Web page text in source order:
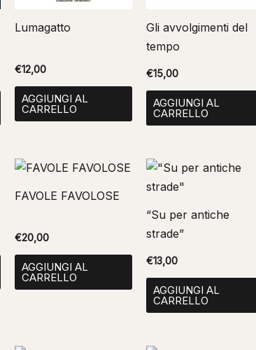
Lumagatto
€12,00
AGGIUNGI AL
CARRELLO
Gli avvolgimenti del
tempo
€15,00
AGGIUNGI AL
CARRELLO
FAVOLE FAVOLOSE
€20,00
AGGIUNGI AL
CARRELLO
“Su per antiche
strade”
€13,00
AGGIUNGI AL
CARRELLO